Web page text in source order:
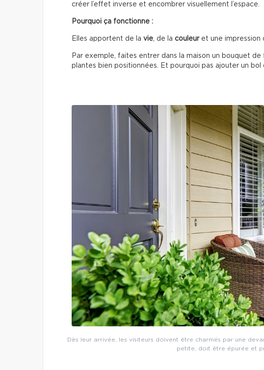
créer l’effet inverse et encombrer visuellement l’espace.
Pourquoi ça fonctionne :
Elles apportent de la vie , de la couleuret une impression
Par exemple, faites entrer dans la maison un bouquet
plantes bien positionnées. Et pourquoi pas ajouter un bol
Dès leur arrivée, les visiteurs doivent être charmés par une
petite, doit être épurée et